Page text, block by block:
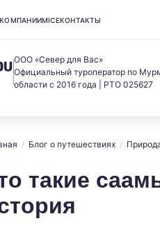
MICEКОНТАКТЫ
ООО «Север для Вас»
Официальный туроператор по
области с 2016 года | РТО 025627
/ Блог о путешествиях /
такие